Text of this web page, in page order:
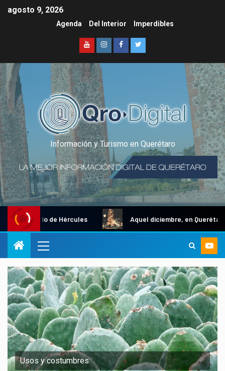
agosto 9, 2026
Agenda Del Interior Imperdibles
Información y Turismo en Querétaro
Gallo de Hércules Aquel diciembre, en Querétaro
Usos y costumbres